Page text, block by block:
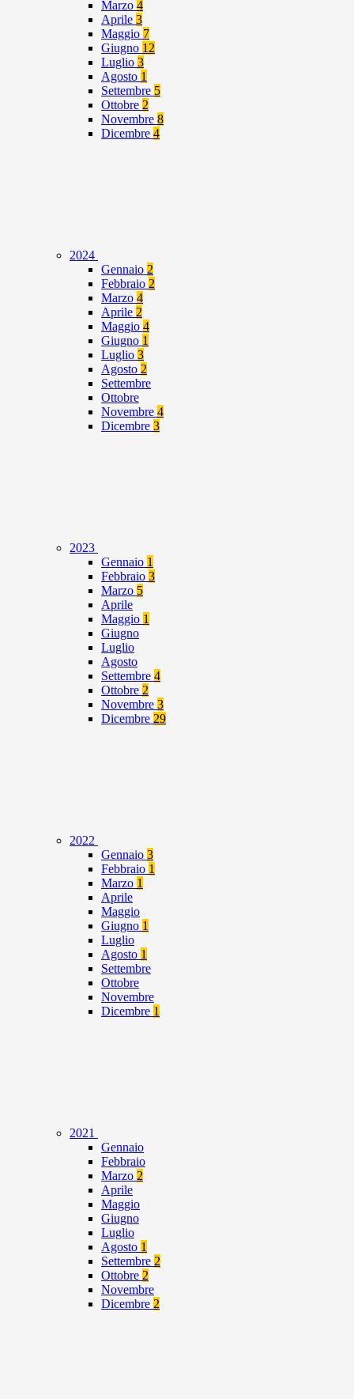
Marzo 4
Aprile 3
Maggio 7
Giugno 12
Luglio 3
Agosto 1
Settembre 5
Ottobre 2
Novembre 8
Dicembre 4
2024
Gennaio 2
Febbraio 2
Marzo 4
Aprile 2
Maggio 4
Giugno 1
Luglio 3
Agosto 2
Settembre
Ottobre
Novembre 4
Dicembre 3
2023
Gennaio 1
Febbraio 3
Marzo 5
Aprile
Maggio 1
Giugno
Luglio
Agosto
Settembre 4
Ottobre 2
Novembre 3
Dicembre 29
2022
Gennaio 3
Febbraio 1
Marzo 1
Aprile
Maggio
Giugno 1
Luglio
Agosto 1
Settembre
Ottobre
Novembre
Dicembre 1
2021
Gennaio
Febbraio
Marzo 2
Aprile
Maggio
Giugno
Luglio
Agosto 1
Settembre 2
Ottobre 2
Novembre
Dicembre 2